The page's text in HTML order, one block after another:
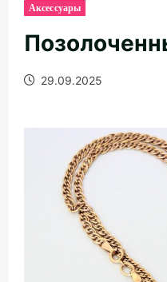
Аксессуары
29.09.2025